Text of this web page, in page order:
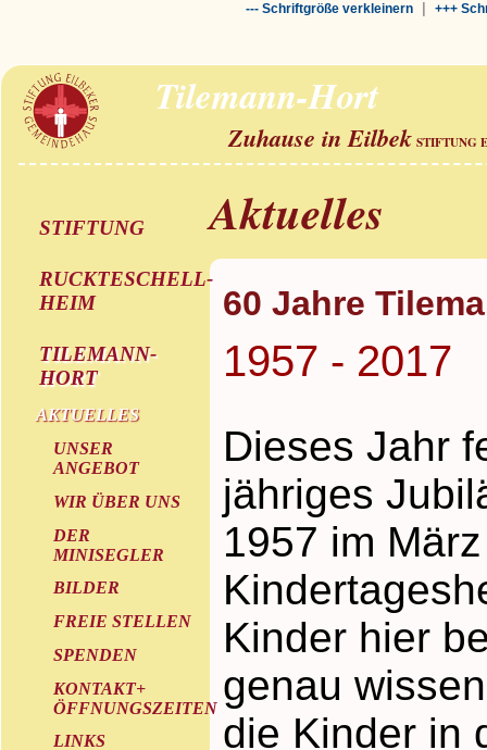
--- Schriftgröße verkleinern| +++
Tilemann-Hort
Zuhause in Eilbek STIFTUNG
STIFTUNG
RUCKTESCHELL-
HEIM
TILEMANN-
HORT
AKTUELLES
UNSER
ANGEBOT
WIR ÜBER UNS
DER
MINISEGLER
BILDER
FREIE STELLEN
SPENDEN
KONTAKT+
ÖFFNUNGSZEITEN
LINKS
Aktuelles
60 Jahre
1957 - 2017
Dieses Jahr
jähriges
1957 im
Kinder hier
genau
die Kinder in